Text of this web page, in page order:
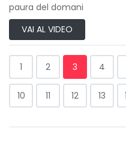
paura del domani
VAI AL VIDEO
1 2 3 4
10 11 12 13